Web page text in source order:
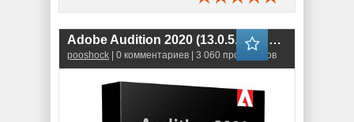
Adobe Audition 2020 (13.0.5.36) RePack
pooshock | 0 комментариев | 3 060 просмотров